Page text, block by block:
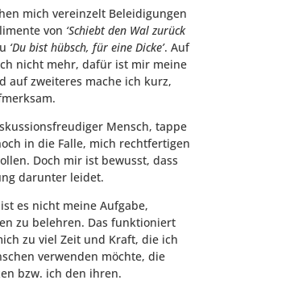
mich vereinzelt Beleidigungen
von ‘Schiebt den Wal zurück
‘Du bist hübsch, für eine Dicke’. Auf
nicht mehr, dafür ist mir meine
auf zweiteres mache ich kurz,
Mensch, tappe
in die Falle, mich rechtfertigen
Doch mir ist bewusst, dass
darunter leidet.
es nicht meine Aufgabe,
zu belehren. Das funktioniert
zu viel Zeit und Kraft, die ich
verwenden möchte, die
bzw. ich den ihren.